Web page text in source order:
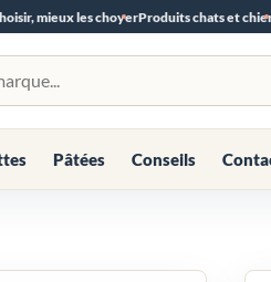
mieux les choyerProduits chats et
Pâtées Conseils